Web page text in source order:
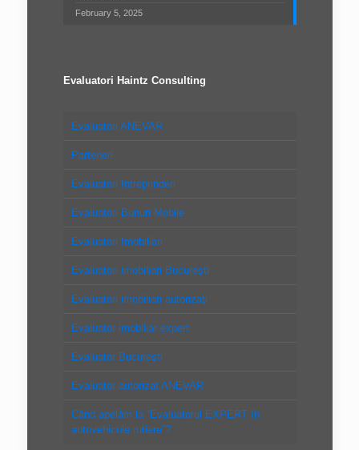
February 5, 2025
Evaluatori Haintz Consulting
Evaluatori ANEVAR
Parteneri
Evaluatori Intreprinderi
Evaluatori Bunuri Mobile
Evaluatori Imobiliari
Evaluatori imobiliari Bucureşti
Evaluatori imobiliari autorizaţi
Evaluator imobiliar expert
Evaluator Bucureşti
Evaluator autorizat ANEVAR
Când apelăm la “Evaluatorul EXPERT în
autovehicule rutiere”?